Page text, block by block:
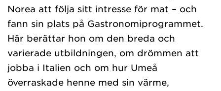
Norea att följa sitt intresse för mat – och
fann sin plats på Gastronomiprogrammet.
Här berättar hon om den breda och
varierade utbildningen, om drömmen att
jobba i Italien och om hur Umeå
överraskade henne med sin värme,